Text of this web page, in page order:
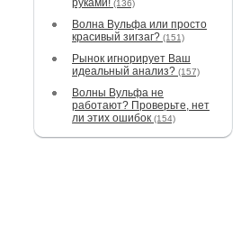
руками! (136)
Волна Вульфа или просто
красивый зигзаг? (151)
Рынок игнорирует Ваш
идеальный анализ? (157)
Волны Вульфа не
работают? Проверьте, нет
ли этих ошибок (154)